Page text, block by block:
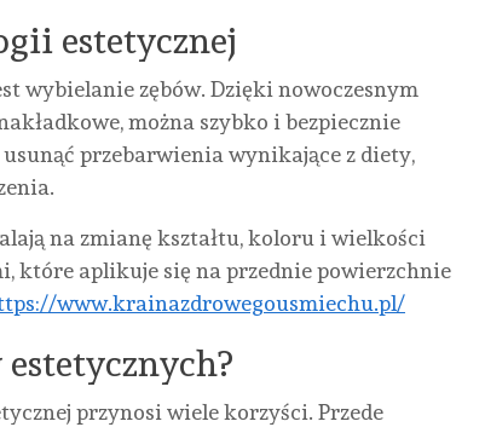
estetycznej
wybielanie zębów. Dzięki nowoczesnym
można szybko i bezpiecznie
przebarwienia wynikające z diety,
na zmianę kształtu, koloru i wielkości
które aplikuje się na przednie powierzchnie
www.krainazdrowegousmiechu.pl/
przynosi wiele korzyści. Przede